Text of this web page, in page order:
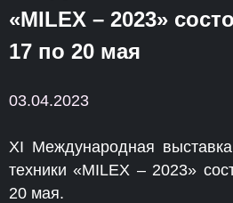
«MILEX – 2023»
17 по 20 мая
03.04.2023
ХI Международная
техники «MILEX – 2023»
20 мая.